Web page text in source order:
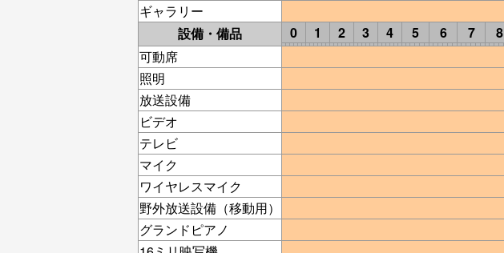
ギャラリー
設備・備品
0 1 2 3 4 5 6 7 8
可動席
照明
放送設備
ビデオ
テレビ
マイク
ワイヤレスマイク
野外放送設備（移動用）
グランドピアノ